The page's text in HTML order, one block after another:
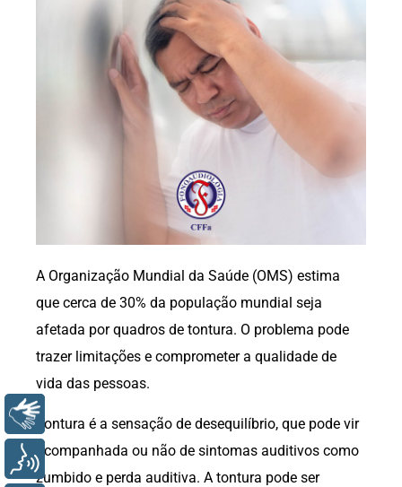
A Organização Mundial da Saúde (OMS) estima
que cerca de 30% da população mundial seja
afetada por quadros de tontura. O problema pode
trazer limitações e comprometer a qualidade de
vida das pessoas.
Tontura é a sensação de desequilíbrio, que pode vir
acompanhada ou não de sintomas auditivos como
zumbido e perda auditiva. A tontura pode ser
Libras
Voz